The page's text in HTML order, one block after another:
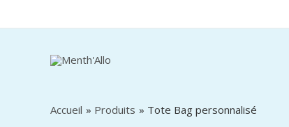
Accueil Produits Tote Bag personnalisé